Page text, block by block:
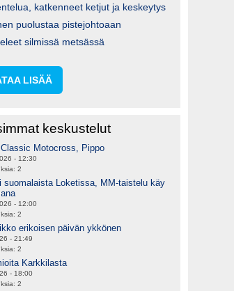
katkenneet ketjut ja keskeytys
puolustaa pistejohtoaan
silmissä metsässä
LISÄÄ
keskustelut
Motocross, Pippo
- 12:30
2
suomalaista Loketissa, MM-taistelu käy
- 12:00
2
erikoisen päivän ykkönen
- 21:49
2
Karkkilasta
- 18:00
2